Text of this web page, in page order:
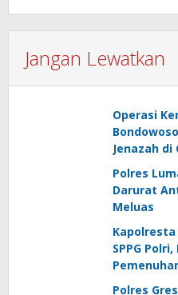
Jangan Lewatkan
Operasi
Jenazah di
Polres
Darurat
Meluas
Kapolresta
SPPG
Polres